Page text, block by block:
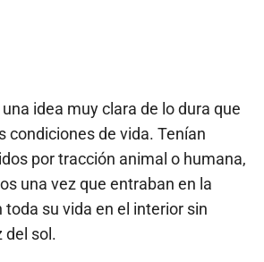
idea muy clara de lo dura que
condiciones de vida. Tenían
por tracción animal o humana,
una vez que entraban en la
toda su vida en el interior sin
del sol.